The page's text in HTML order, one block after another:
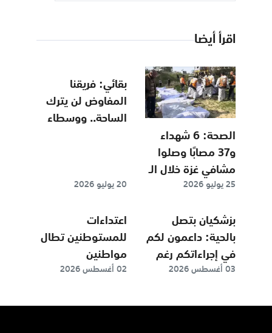
اقرأ أيضا
الصحة: 6 شهداء
و37 مصابًا وصلوا
مشافي غزة خلال الـ
48 ساعة الماضية
25 يوليو 2026
بقائي: فريقنا
المفاوض لن يترك
الساحة.. ووسطاء
20 يوليو 2026
بزشكيان بتصل
بالحية: داعمون لكم
في إجراءاتكم رغم
ما نمر به من
03 أغسطس 2026
اعتداءات
للمستوطنين تطال
مواطنين
وممتلكات وشبكة
والقدس
02 أغسطس 2026